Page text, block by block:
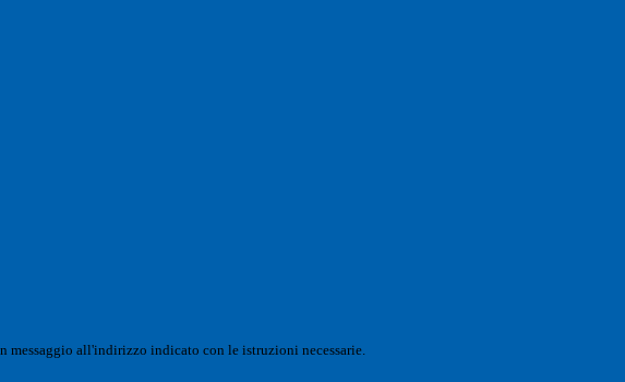
messaggio all'indirizzo indicato con le istruzioni necessarie.